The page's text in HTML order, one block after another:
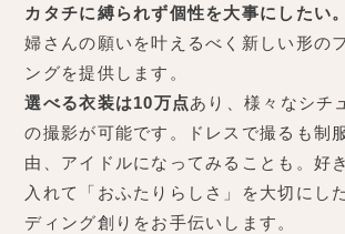
カタチに縛られず個性を大事にしたい。
婦さんの願いを叶えるべく新しい形の
ングを提供します。
選べる衣装は10万点あり、様々なシチ
の撮影が可能です。ドレスで撮るも制
由、アイドルになってみることも。好
入れて「おふたりらしさ」を大切にし
ディング創りをお手伝いします。